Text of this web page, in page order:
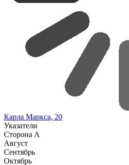
Карла Маркса, 20
Указатели
Сторона А
Август
Сентябрь
Октябрь